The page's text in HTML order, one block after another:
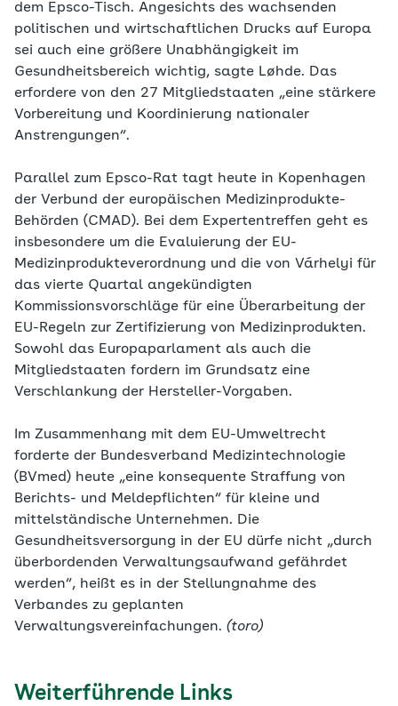
dem Epsco-Tisch. Angesichts des wachsenden
politischen und wirtschaftlichen Drucks auf Europa
sei auch eine größere Unabhängigkeit im
Gesundheitsbereich wichtig, sagte Løhde. Das
erfordere von den 27 Mitgliedstaaten „eine stärkere
Vorbereitung und Koordinierung nationaler
Anstrengungen“.
Parallel zum Epsco-Rat tagt heute in Kopenhagen
der Verbund der europäischen Medizinprodukte-
Behörden (CMAD). Bei dem Expertentreffen geht es
insbesondere um die Evaluierung der EU-
Medizinprodukteverordnung und die von Várhelyi für
das vierte Quartal angekündigten
Kommissionsvorschläge für eine Überarbeitung der
EU-Regeln zur Zertifizierung von Medizinprodukten.
Sowohl das Europaparlament als auch die
Mitgliedstaaten fordern im Grundsatz eine
Verschlankung der Hersteller-Vorgaben.
Im Zusammenhang mit dem EU-Umweltrecht
forderte der Bundesverband Medizintechnologie
(BVmed) heute „eine konsequente Straffung von
Berichts- und Meldepflichten“ für kleine und
mittelständische Unternehmen. Die
Gesundheitsversorgung in der EU dürfe nicht „durch
überbordenden Verwaltungsaufwand gefährdet
werden“, heißt es in der Stellungnahme des
Verbandes zu geplanten
Verwaltungsvereinfachungen. (toro)
Weiterführende Links